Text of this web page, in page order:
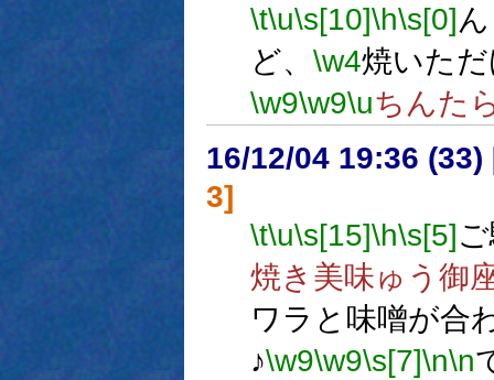
\t\u\s[10]\h\s[0]
ど、 \w4焼いた
\w9\w9\uちんた
16/12/04 19:36 (33)
3]
\t\u\s[15]\h\s[5]
焼き美味ゅう御
ワラと味噌が合
♪\w9\w9\s[7]\n\n